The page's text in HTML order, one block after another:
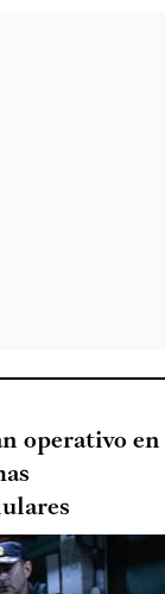
operativo en